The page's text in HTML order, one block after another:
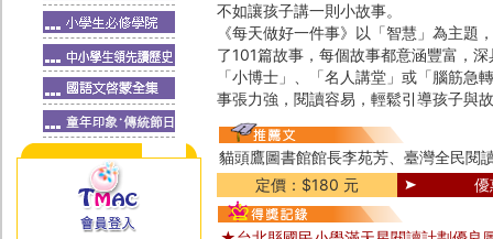
不如讓孩子講一則小故事。
《每天做好一件事》以「智慧」為主
了101篇故事，每個故事都意涵豐富，
「小博士」、「名人講堂」或「腦筋
事張力強，閱讀容易，輕鬆引導孩子與
貓頭鷹圖書館館長李苑芳、臺灣全民閱
定價：$180 元